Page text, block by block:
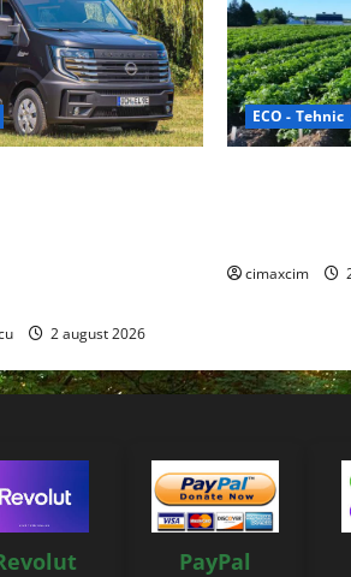
2 august 2026
ECO - Tehnic
cimaxcim
PayPal